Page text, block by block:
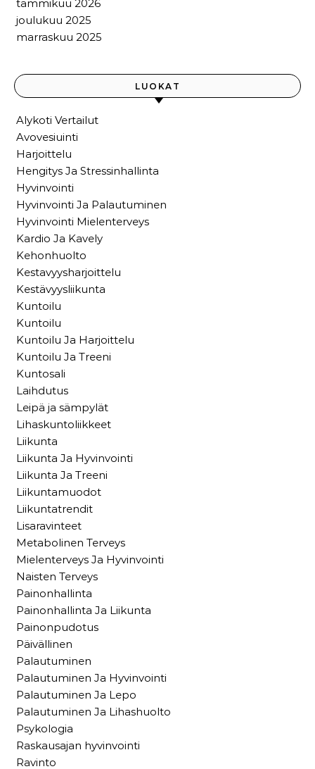
tammikuu 2026
joulukuu 2025
marraskuu 2025
LUOKAT
Alykoti Vertailut
Avovesiuinti
Harjoittelu
Hengitys Ja Stressinhallinta
Hyvinvointi
Hyvinvointi Ja Palautuminen
Hyvinvointi Mielenterveys
Kardio Ja Kavely
Kehonhuolto
Kestavyysharjoittelu
Kestävyysliikunta
Kuntoilu
Kuntoilu
Kuntoilu Ja Harjoittelu
Kuntoilu Ja Treeni
Kuntosali
Laihdutus
Leipä ja sämpylät
Lihaskuntoliikkeet
Liikunta
Liikunta Ja Hyvinvointi
Liikunta Ja Treeni
Liikuntamuodot
Liikuntatrendit
Lisaravinteet
Metabolinen Terveys
Mielenterveys Ja Hyvinvointi
Naisten Terveys
Painonhallinta
Painonhallinta Ja Liikunta
Painonpudotus
Päivällinen
Palautuminen
Palautuminen Ja Hyvinvointi
Palautuminen Ja Lepo
Palautuminen Ja Lihashuolto
Psykologia
Raskausajan hyvinvointi
Ravinto